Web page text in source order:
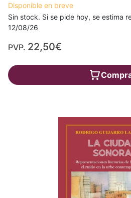
Disponible en breve
Sin stock. Si se pide hoy, se estima
12/08/26
PVP. 22,50€